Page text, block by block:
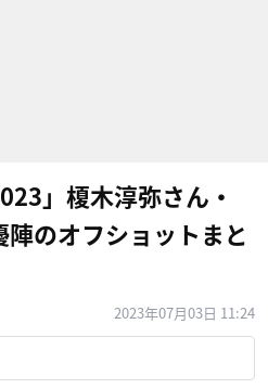
」榎木淳弥さん・
のオフショットまと
2023年07月03日 11:24